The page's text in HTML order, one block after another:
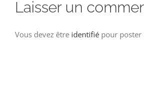
Laisser un
Vous devez être identifié pour poster